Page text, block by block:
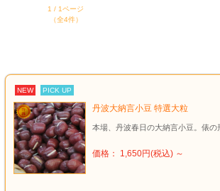
1 / 1ページ
（全4件）
NEW PICK UP
丹波大納言小豆 特選大粒
本場、丹波春日の大納言小豆。俵
価格： 1,650円(税込) ～